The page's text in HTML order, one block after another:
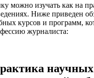
можно изучать как на
Ниже приведен
курсов и программ,
журналиста:
научных